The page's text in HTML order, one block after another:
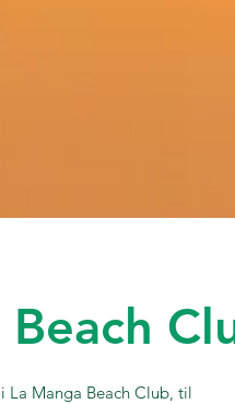
La Manga Beach Club, til